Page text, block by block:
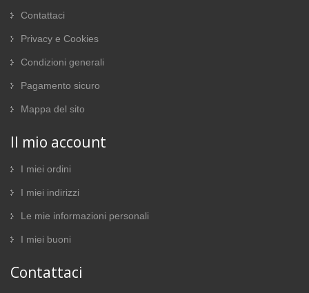
Contattaci
Privacy e Cookies
Condizioni generali
Pagamento sicuro
Mappa del sito
Il mio account
I miei ordini
I miei indirizzi
Le mie informazioni personali
I miei buoni
Contattaci